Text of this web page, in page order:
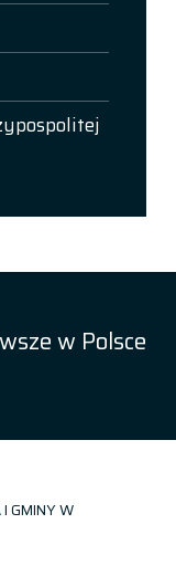
w Polsce
GMINY W